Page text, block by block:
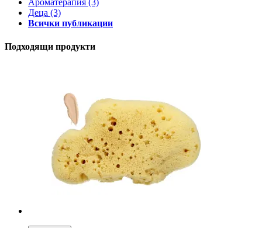
Ароматерапия (3)
Деца (3)
Всички публикации
Подходящи продукти